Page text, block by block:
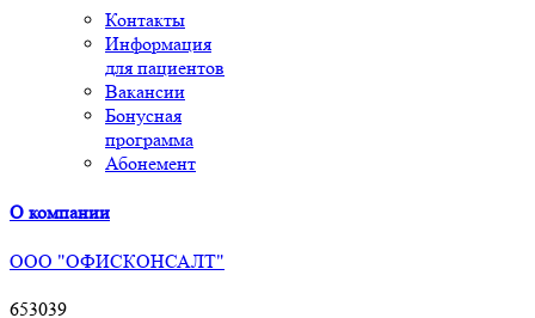
Контакты
Информация
для пациентов
Вакансии
Бонусная
программа
Абонемент
О компании
ООО "ОФИСКОНСАЛТ"
653039